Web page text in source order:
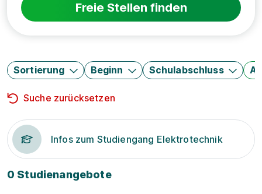
Freie Stellen finden
Sortierung Beginn Schulabschluss
Suche zurücksetzen
Infos zum Studiengang Elektrotechnik
0 Studienangebote